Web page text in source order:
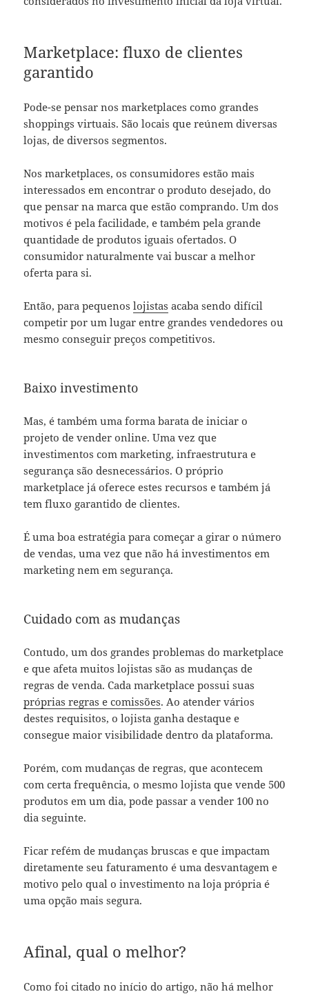
Marketplace: fluxo de clientes
garantido
Pode-se pensar nos marketplaces como grandes
shoppings virtuais. São locais que reúnem diversas
lojas, de diversos segmentos.
Nos marketplaces, os consumidores estão mais
interessados em encontrar o produto desejado, do
que pensar na marca que estão comprando. Um dos
motivos é pela facilidade, e também pela grande
quantidade de produtos iguais ofertados. O
consumidor naturalmente vai buscar a melhor
oferta para si.
Então, para pequenoslojistas acaba sendo difícil
competir por um lugar entre grandes vendedores ou
mesmo conseguir preços competitivos.
Baixo investimento
Mas, é também uma forma barata de iniciar o
projeto de vender online. Uma vez que
investimentos com marketing, infraestrutura e
segurança são desnecessários. O próprio
marketplace já oferece estes recursos e também já
tem fluxo garantido de clientes.
É uma boa estratégia para começar a girar o número
de vendas, uma vez que não há investimentos em
marketing nem em segurança.
Cuidado com as mudanças
Contudo, um dos grandes problemas do marketplace
e que afeta muitos lojistas são as mudanças de
regras de venda. Cada marketplace possui suas
próprias regras e comissões. Ao atender vários
destes requisitos, o lojista ganha destaque e
consegue maior visibilidade dentro da plataforma.
Porém, com mudanças de regras, que acontecem
com certa frequência, o mesmo lojista que vende 500
produtos em um dia, pode passar a vender 100 no
dia seguinte.
Ficar refém de mudanças bruscas e que impactam
diretamente seu faturamento é uma desvantagem e
motivo pelo qual o investimento na loja própria é
uma opção mais segura.
Afinal, qual o melhor?
Como foi citado no início do artigo, não há melhor